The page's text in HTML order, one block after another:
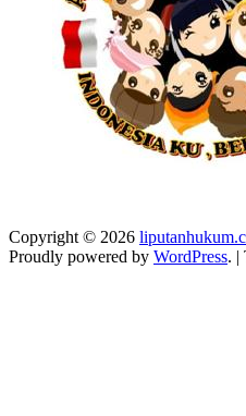
Copyright © 2026
Proudly powered by WordPress. |